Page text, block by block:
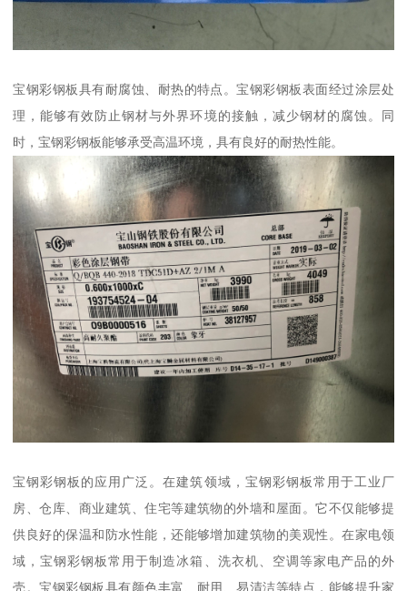
宝钢彩钢板具有耐腐蚀、耐热的特点。宝钢彩钢板表面经过涂层处
理，能够有效防止钢材与外界环境的接触，减少钢材的腐蚀。同
时，宝钢彩钢板能够承受高温环境，具有良好的耐热性能。
宝钢彩钢板的应用广泛。在建筑领域，宝钢彩钢板常用于工业厂
房、仓库、商业建筑、住宅等建筑物的外墙和屋面。它不仅能够提
供良好的保温和防水性能，还能够增加建筑物的美观性。在家电领
域，宝钢彩钢板常用于制造冰箱、洗衣机、空调等家电产品的外
壳。宝钢彩钢板具有颜色丰富、耐用、易清洁等特点，能够提升家